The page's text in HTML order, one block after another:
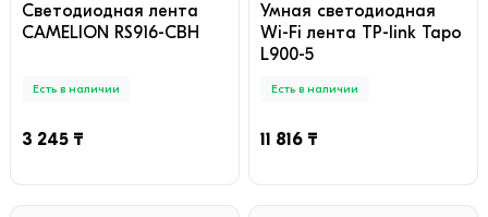
Cветодиодная лента
CAMELION RS916-CBH
Есть в наличии
3 245 ₸
Умная светодиодная
Wi-Fi лента TP-link Tapo
L900-5
Есть в наличии
11 816 ₸